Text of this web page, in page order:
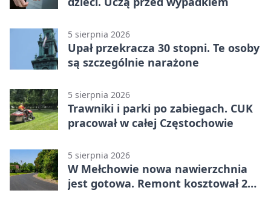
5 sierpnia 2026
Upał przekracza 30 stopni. Te osoby
są szczególnie narażone
5 sierpnia 2026
Trawniki i parki po zabiegach. CUK
pracował w całej Częstochowie
5 sierpnia 2026
W Mełchowie nowa nawierzchnia
jest gotowa. Remont kosztował 222